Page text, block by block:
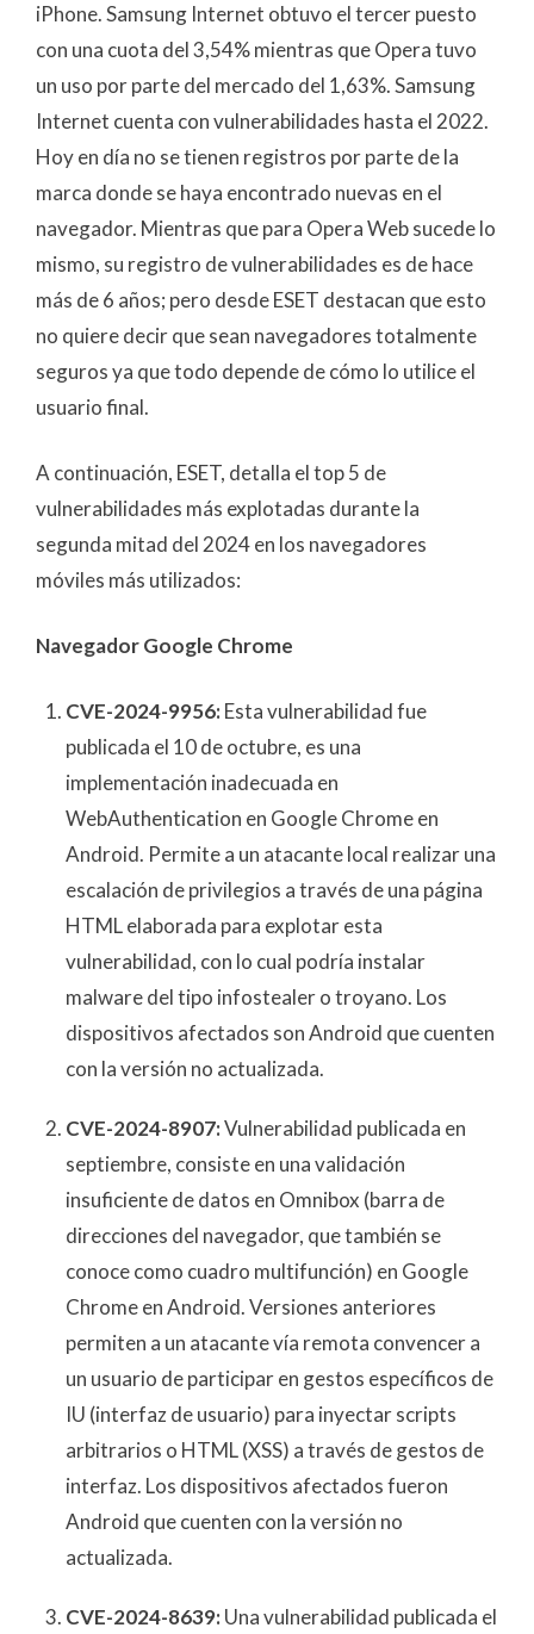
iPhone. Samsung Internet obtuvo el tercer puesto
con una cuota del 3,54% mientras que Opera tuvo
un uso por parte del mercado del 1,63%. Samsung
Internet cuenta con vulnerabilidades hasta el 2022.
Hoy en día no se tienen registros por parte de la
marca donde se haya encontrado nuevas en el
navegador. Mientras que para Opera Web sucede lo
mismo, su registro de vulnerabilidades es de hace
más de 6 años; pero desde ESET destacan que esto
no quiere decir que sean navegadores totalmente
seguros ya que todo depende de cómo lo utilice el
usuario final.
A continuación, ESET, detalla el top 5 de
vulnerabilidades más explotadas durante la
segunda mitad del 2024 en los navegadores
móviles más utilizados:
Navegador Google Chrome
CVE-2024-9956:Esta vulnerabilidad fue
publicada el 10 de octubre, es una
implementación inadecuada en
WebAuthentication en Google Chrome en
Android. Permite a un atacante local realizar una
escalación de privilegios a través de una página
HTML elaborada para explotar esta
vulnerabilidad, con lo cual podría instalar
malware del tipo infostealer o troyano. Los
dispositivos afectados son Android que cuenten
con la versión no actualizada.
CVE-2024-8907:Vulnerabilidad publicada en
septiembre, consiste en una validación
insuficiente de datos en Omnibox (barra de
direcciones del navegador, que también se
conoce como cuadro multifunción) en Google
Chrome en Android. Versiones anteriores
permiten a un atacante vía remota convencer a
un usuario de participar en gestos específicos de
IU (interfaz de usuario) para inyectar scripts
arbitrarios o HTML (XSS) a través de gestos de
interfaz. Los dispositivos afectados fueron
Android que cuenten con la versión no
actualizada.
CVE-2024-8639:Una vulnerabilidad publicada el